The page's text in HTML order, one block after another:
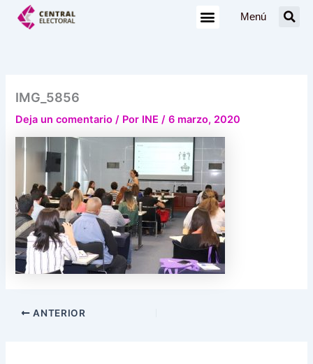
Menú
IMG_5856
Deja un comentario / Por INE/6 marzo, 2020
ANTERIOR